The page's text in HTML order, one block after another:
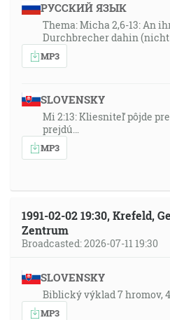
РУССКИЙ ЯЗЫК
Thema: Micha 2,6-13: An
Durchbrecher dahin
MP3
SLOVENSKY
Mi 2:13: Kliesniteľ pôjde
prejdú…
MP3
1991-02-02 19:30, Krefeld,
Zentrum
Broadcasted: 2026-07-11 19:30
SLOVENSKY
Biblický výklad 7 hromov,
MP3